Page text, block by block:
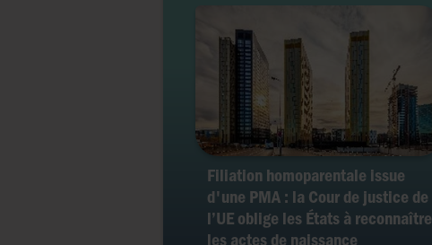
Filiation homoparentale issue
d'une PMA : la Cour de justice de
l’UE oblige les États à reconnaître
les actes de naissance